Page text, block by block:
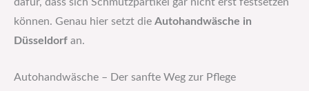
dafür, dass sich Schmutzpartikel gar nicht erst festsetzen
können. Genau hier setzt die Autohandwäsche in
Düsseldorf an.
Autohandwäsche – Der sanfte Weg zur Pflege